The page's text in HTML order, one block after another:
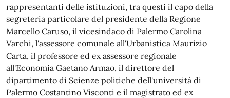
rappresentanti delle istituzioni, tra questi il capo della
segreteria particolare del presidente della Regione
Marcello Caruso, il vicesindaco di Palermo Carolina
Varchi, l'assessore comunale all'Urbanistica Maurizio
Carta, il professore ed ex assessore regionale
all'Economia Gaetano Armao, il direttore del
dipartimento di Scienze politiche dell'università di
Palermo Costantino Visconti e il magistrato ed ex